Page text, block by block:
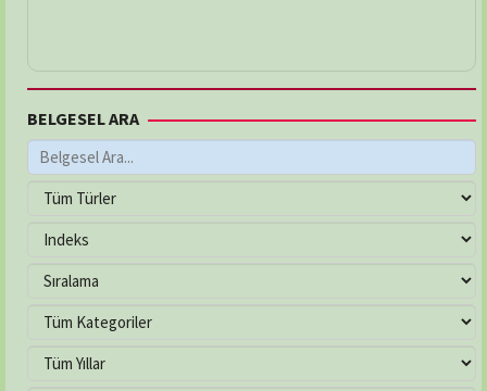
BELGESEL ARA